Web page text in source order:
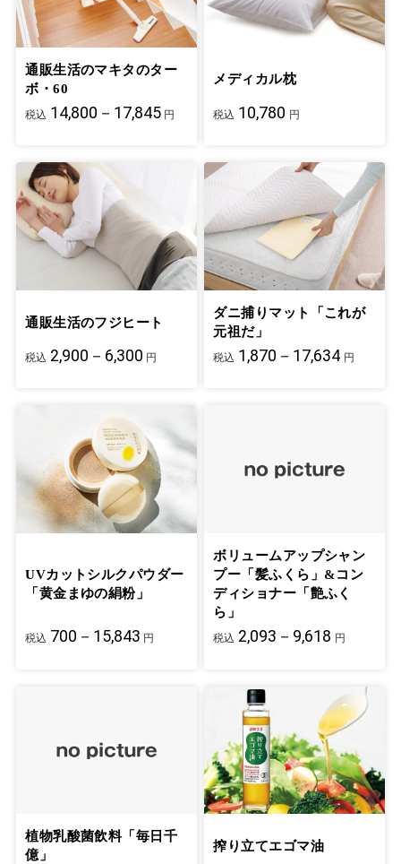
通販生活のマキタのター
ボ・60
税込 14,800－17,845 円
メディカル枕
税込 10,780 円
通販生活のフジヒート
税込 2,900－6,300 円
ダニ捕りマット「これが
元祖だ」
税込 1,870－17,634 円
UVカットシルクパウダー
「黄金まゆの絹粉」
税込 700－15,843 円
ボリュームアップシャン
プー「髪ふくら」&コン
ディショナー「艶ふく
ら」
税込 2,093－9,618 円
植物乳酸菌飲料「毎日千
億」
搾り立てエゴマ油